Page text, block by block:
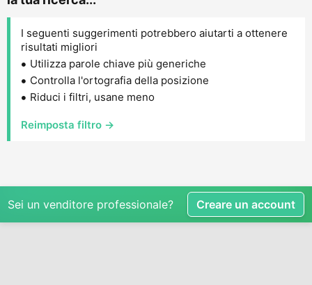
I seguenti suggerimenti potrebbero aiutarti a ottenere
risultati migliori
Utilizza parole chiave più generiche
Controlla l'ortografia della posizione
Riduci i filtri, usane meno
Reimposta filtro →
Sei un venditore professionale? Creare un account